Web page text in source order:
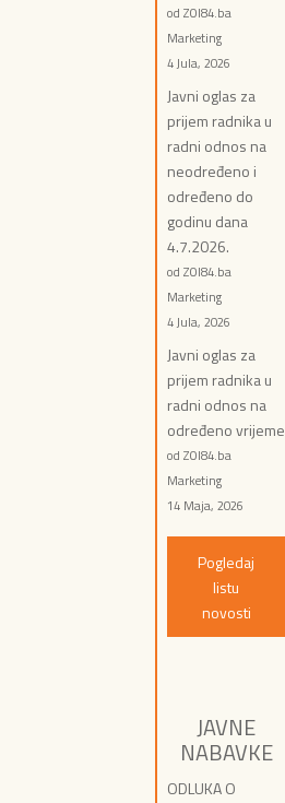
od ZOI84.ba
Marketing
4 Jula, 2026
Javni oglas za
prijem radnika u
radni odnos na
neodređeno i
određeno do
godinu dana
4.7.2026.
od ZOI84.ba
Marketing
4 Jula, 2026
Javni oglas za
prijem radnika u
radni odnos na
određeno vrijeme
od ZOI84.ba
Marketing
14 Maja, 2026
Pogledaj
listu
novosti
JAVNE
NABAVKE
ODLUKA O